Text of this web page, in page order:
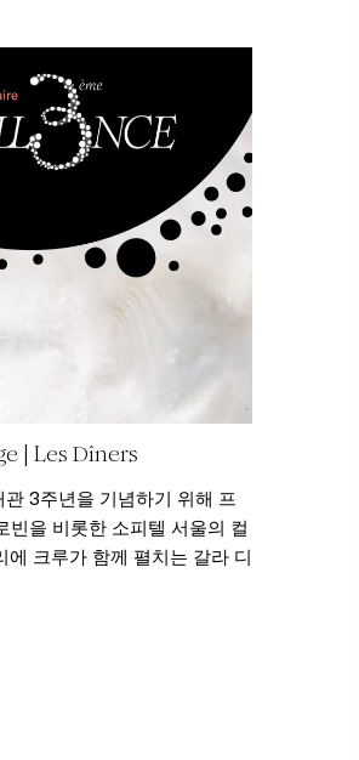
| Les Dîners
3주년을 기념하기 위해 프
빈을 비롯한 소피텔 서울의 컬
에 크루가 함께 펼치는 갈라 디